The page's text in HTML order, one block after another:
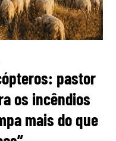
pastor
os incêndios
mais do que